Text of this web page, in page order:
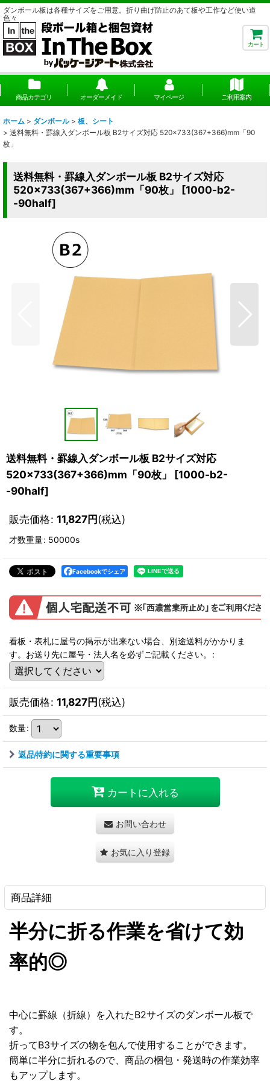
ダンボール板は各種サイズをご用意。折り曲げ防止のあて板や工作など使い道
色々
カート
商品カテゴリ オーダーメイド マイページ ご利用案内
ホーム > ダンボール > 板、シート
> 送料無料・罫線入ダンボール板 B2サイズ対応 520×733(367+366)mm「90
枚」
送料無料・罫線入ダンボール板 B2サイズ対応
520×733(367+366)mm「90枚」
[1000-b2-
-90half]
送料無料・罫線入ダンボール板 B2サイズ対応
520×733(367+366)mm「90枚」
[1000-b2-
-90half]
販売価格: 11,827円(税込)
才数重量: 50000s
Facebookでシェア
看板・表札に屋号の掲示が出来ない場合、別途送料がかかりま
す。お送り先に屋号・法人名を必ずご記載ください。
:
販売価格: 11,827円(税込)
数量:
返品特約に関する重要事項
カートに入れる
お問い合わせ
お気に入り登録
商品詳細
半分に折る作業を省けて効
率的◎
中心に罫線（折線）を入れたB2サイズのダンボール板で
す。
折ってB3サイズの物を包んで使用することができます。
簡単に半分に折れるので、商品の梱包・発送時の作業効率
もアップします。